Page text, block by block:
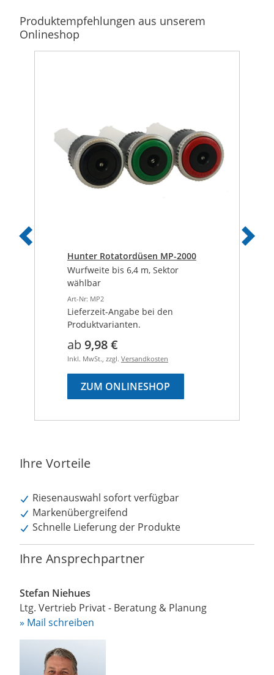
Produktempfehlungen aus unserem
Onlineshop
Hunter Rotatordüsen MP-2000
Wurfweite bis 6,4 m, Sektor
wählbar
Art-Nr: MP2
Lieferzeit-Angabe bei den
Produktvarianten.
ab9,98 €
Inkl. MwSt., zzgl. Versandkosten
ZUM ONLINESHOP
Vorheriges
Ihre Vorteile
Riesenauswahl sofort verfügbar
Markenübergreifend
Schnelle Lieferung der Produkte
Ihre Ansprechpartner
Stefan Niehues
Ltg. Vertrieb Privat - Beratung & Planung
» Mail schreiben